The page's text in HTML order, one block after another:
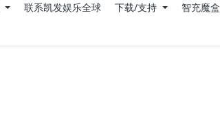
联系凯发娱乐全球 下载/支持 智充魔盒